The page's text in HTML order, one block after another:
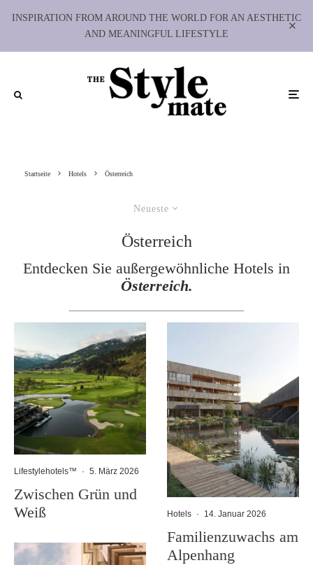
INSPIRATION FROM AROUND THE WORLD FOR AN AESTHETIC
AND MEANINGFUL LIFESTYLE
Startseite Hotels Österreich
Neueste
Österreich
Entdecken Sie außergewöhnliche Hotels in
Österreich.
Lifestylehotels™ · 5. März 2026
Zwischen Grün und
Weiß
Hotels · 14. Januar 2026
Familienzuwachs am
Alpenhang